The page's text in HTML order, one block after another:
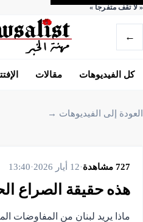
«لا تقف متفرجاً»
←
كل الفيديوهات مقالات
العودة إلى الفيديوهات →
727 مشاهدة·12 أيار 2026 ·
13:40
هذه حقيقة الصراع
ماذا يريد لبنان من المفاوضات